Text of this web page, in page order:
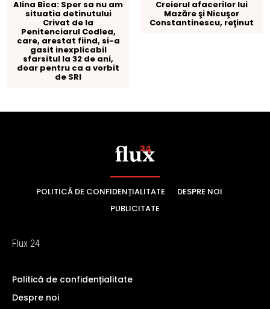
POLITICĂ DE CONFIDENȚIALITATE
DESPRE NOI
PUBLICITATE
Flux 24
Politică de confidențialitate
Despre noi